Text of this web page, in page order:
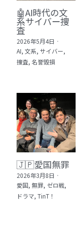
🤖AI時代の文
系サイバー捜
査
2026年5月4日 ·
AI, 文系, サイバー,
捜査, 名誉毀損
🇯🇵愛国無罪
2026年3月8日 ·
愛国, 無罪, ゼロ戦,
ドラマ, TinT！